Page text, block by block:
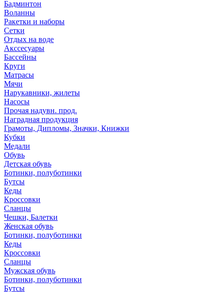
Бадминтон
Воланны
Ракетки и наборы
Сетки
Отдых на воде
Акссесуары
Бассейны
Круги
Матрасы
Мячи
Нарукавники, жилеты
Насосы
Прочая надувн. прод.
Наградная продукция
Грамоты, Дипломы, Значки, Книжки
Кубки
Медали
Обувь
Детская обувь
Ботинки, полуботинки
Бутсы
Кеды
Кроссовки
Сланцы
Чешки, Балетки
Женская обувь
Ботинки, полуботинки
Кеды
Кроссовки
Сланцы
Мужская обувь
Ботинки, полуботинки
Бутсы